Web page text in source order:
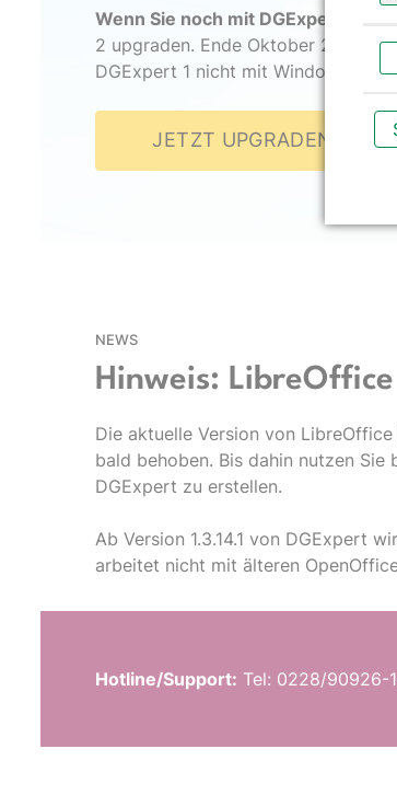
Wenn Sie noch mit DGExpert
2 upgraden. Ende Oktober 2025
DGExpert 1 nicht mit Windows 11
JETZT UPGRADEN
NEWS
Hinweis:
Die aktuelle Version von
bald behoben. Bis dahin nutzen
DGExpert zu erstellen.
Ab Version 1.3.14.1 von DGExpert
arbeitet nicht mit älteren
Hotline/Support: Tel: 0228/90926-